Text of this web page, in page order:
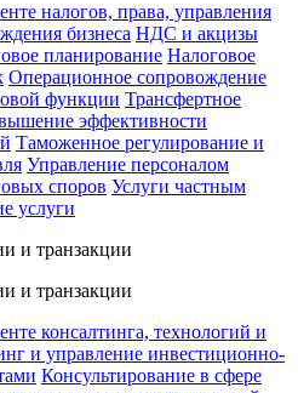
налогов, права, управления
бизнеса НДС и акцизы
планирование Налоговое
Операционное сопровождение
функции Трансфертное
эффективности
Таможенное регулирование и
Управление персоналом
споров Услуги частным
услуги
и транзакции
и транзакции
консалтинга, технологий и
и управление инвестиционно-
Консультирование в сфере